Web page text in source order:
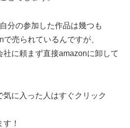
分の参加した作品は幾つも
で売られているんですが、
に頼まず直接amazonに卸して
気に入った人はすぐクリック
！